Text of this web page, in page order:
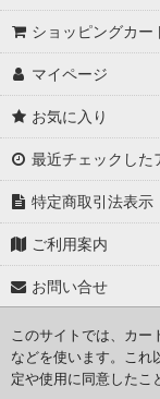
ショッピングカー
マイページ
お気に入り
最近チェックした
特定商取引法表示
ご利用案内
お問い合せ
Copyright (C)
Powered by
このサイトでは、カ
などを使います。これ
定や使用に同意したこ